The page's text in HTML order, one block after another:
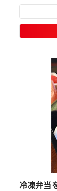
冷凍弁当